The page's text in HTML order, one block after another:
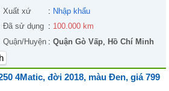
Xuất xứ : Nhập khẩu
Đã sử dụng : 100.000 km
Quận/Huyện : Quận Gò Vấp, Hồ Chí Minh
4Matic, đời 2018, màu Đen, giá 799